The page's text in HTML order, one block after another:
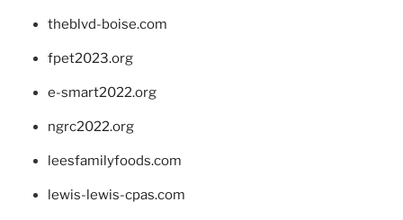
theblvd-boise.com
fpet2023.org
e-smart2022.org
ngrc2022.org
leesfamilyfoods.com
lewis-lewis-cpas.com